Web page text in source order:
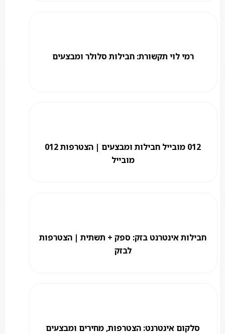
רמי לוי תקשורת: חבילות סלולר ומבצעים
012 מובייל חבילות ומבצעים | הצטרפות 012
מובייל
חבילות אינטרנט בזק: ספק + תשתית | הצטרפות
לבזק
סלקום אינטרנט: הצטרפות, מחירים ומבצעים